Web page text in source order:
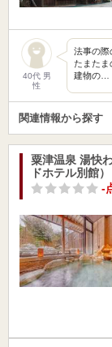
40代 男
性
法事の際
たまたま
建物の…
関連情報から探す
粟津温泉 湯快
ドホテル別館）
-